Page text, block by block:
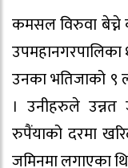
कमसल विरुवा बेच्ने
उपमहानगरपालिका
उनका भतिजाको
। उनीहरुले उन्नत
रुपैंयाको दरमा
जमिनमा लगाएका